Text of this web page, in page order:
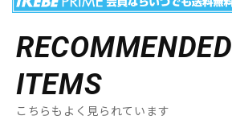
RECOMMENDED
ITEMS
こちらもよく見られています